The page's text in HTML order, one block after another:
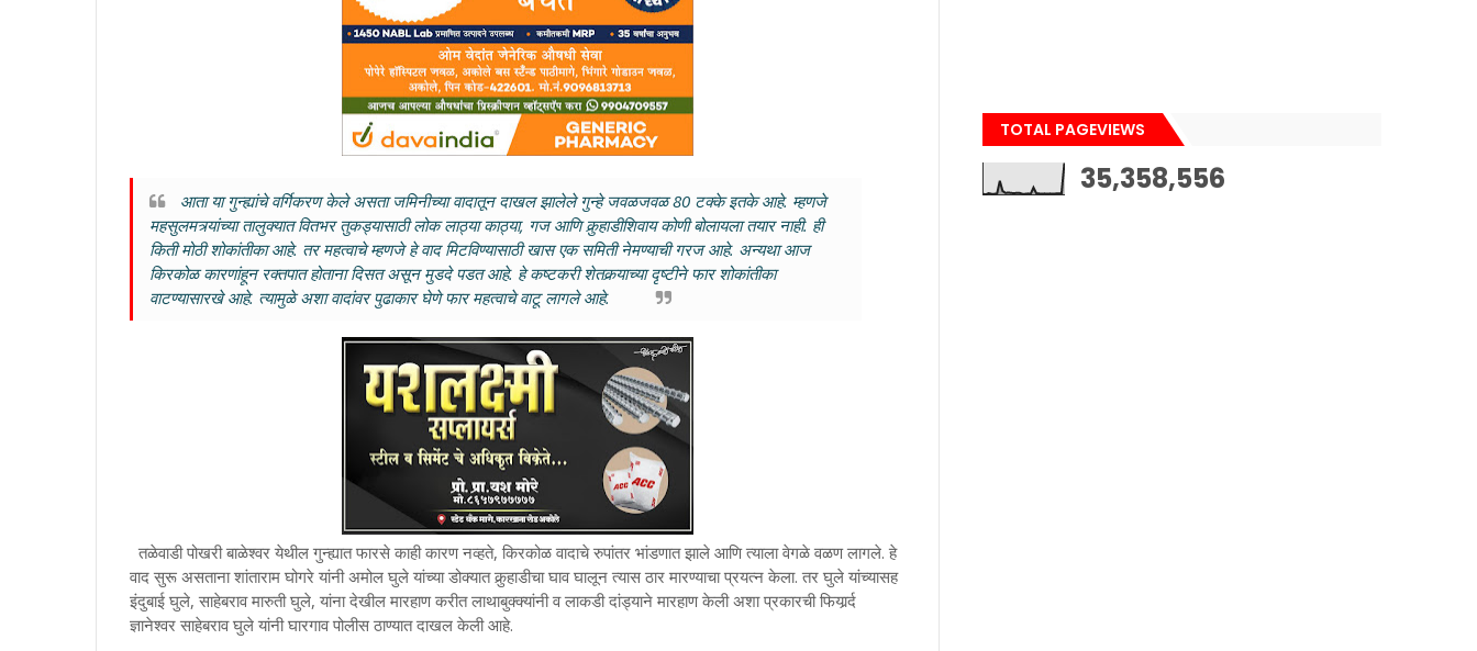
आता या गुन्ह्यांचे वर्गिकरण केले असता जमिनीच्या वादातून दाखल झालेले गुन्हे जवळजवळ 80 टक्के इतके आहे. म्हणजे
महसुलमत्र्यांच्या तालुक्यात वितभर तुकड्यासाठी लोक लाठ्या काठ्या, गज आणि कुर्‍हाडीशिवाय कोणी बोलायला तयार नाही. ही
किती मोठी शोकांतीका आहे. तर महत्वाचे म्हणजे हे वाद मिटविण्यासाठी खास एक समिती नेमण्याची गरज आहे. अन्यथा आज
किरकोळ कारणांहून रक्तपात होताना दिसत असून मुडदे पडत आहे. हे कष्टकरी शेतकर्‍याच्या दृष्टीने फार शोकांतीका
वाटण्यासारखे आहे. त्यामुळे अशा वादांवर पुढाकार घेणे फार महत्वाचे वाटू लागले आहे.
तळेवाडी पोखरी बाळेश्वर येथील गुन्ह्यात फारसे काही कारण नव्हते, किरकोळ वादाचे रुपांतर भांडणात झाले आणि त्याला वेगळे वळण लागले. हे
वाद सुरू असताना शांताराम घोगरे यांनी अमोल घुले यांच्या डोक्यात कुर्‍हाडीचा घाव घालून त्यास ठार मारण्याचा प्रयत्न केला. तर घुले यांच्यासह
इंदुबाई घुले, साहेबराव मारुती घुले, यांना देखील मारहाण करीत लाथाबुक्क्यांनी व लाकडी दांड्याने मारहाण केली अशा प्रकारची फियार्र्द
ज्ञानेश्वर साहेबराव घुले यांनी घारगाव पोलीस ठाण्यात दाखल केली आहे.
TOTAL PAGEVIEWS
35,358,556